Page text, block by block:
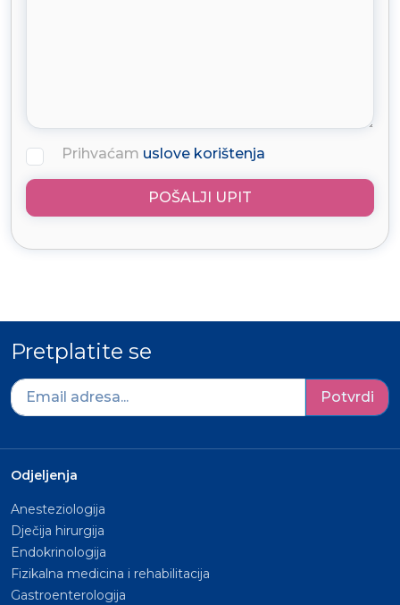
Prihvaćam uslove korištenja
POŠALJI UPIT
Pretplatite se
Potvrdi
Odjeljenja
Anesteziologija
Dječija hirurgija
Endokrinologija
Fizikalna medicina i rehabilitacija
Gastroenterologija